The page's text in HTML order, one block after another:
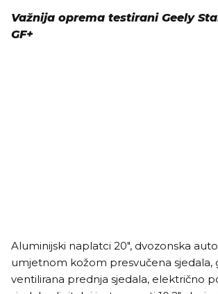
Važnija oprema testirani Geely
GF+
Aluminijski naplatci 20", dvozonska
umjetnom kožom presvučena sjedala,
ventilirana prednja sjedala, električno